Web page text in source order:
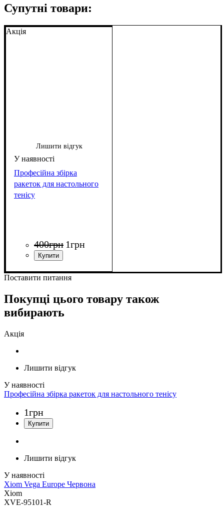
Супутні товари:
Акція
Лишити відгук
Професійна збірка
ракеток для настольного
тенісу
400грн 1грн
Поставити питання
Покупці цього товару також
вибирають
Акція
Лишити відгук
Професійна збірка ракеток для настольного тенісу
1грн
Лишити відгук
Xiom Vega Europe Червона
Xiom
XVE-95101-R